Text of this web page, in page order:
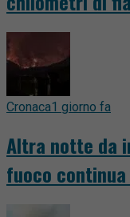
Cronaca1 giorno fa
Altra notte da
fuoco